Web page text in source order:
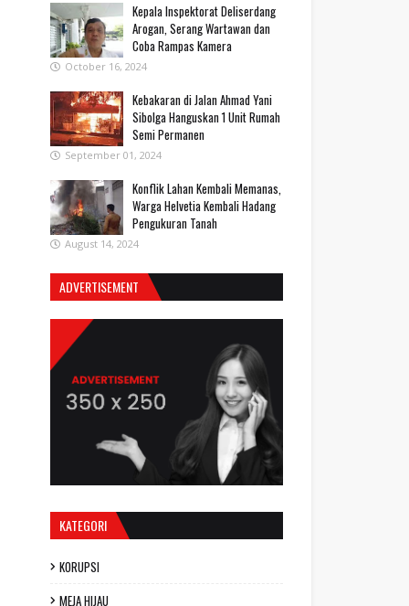
Kepala Inspektorat Deliserdang
Arogan, Serang Wartawan dan
Coba Rampas Kamera
October 16, 2024
Kebakaran di Jalan Ahmad Yani
Sibolga Hanguskan 1 Unit Rumah
Semi Permanen
September 01, 2024
Konflik Lahan Kembali Memanas,
Warga Helvetia Kembali Hadang
Pengukuran Tanah
August 14, 2024
ADVERTISEMENT
KATEGORI
KORUPSI
MEJA HIJAU